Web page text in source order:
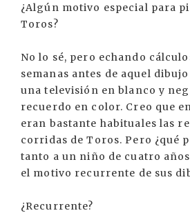
¿Algún motivo especial para
Toros?
No lo sé, pero echando
semanas antes de aquel
una televisión en blanco y
recuerdo en color. Creo que
eran bastante habituales las
corridas de Toros. Pero ¿qué
tanto a un niño de cuatro años
el motivo recurrente de sus
¿Recurrente?